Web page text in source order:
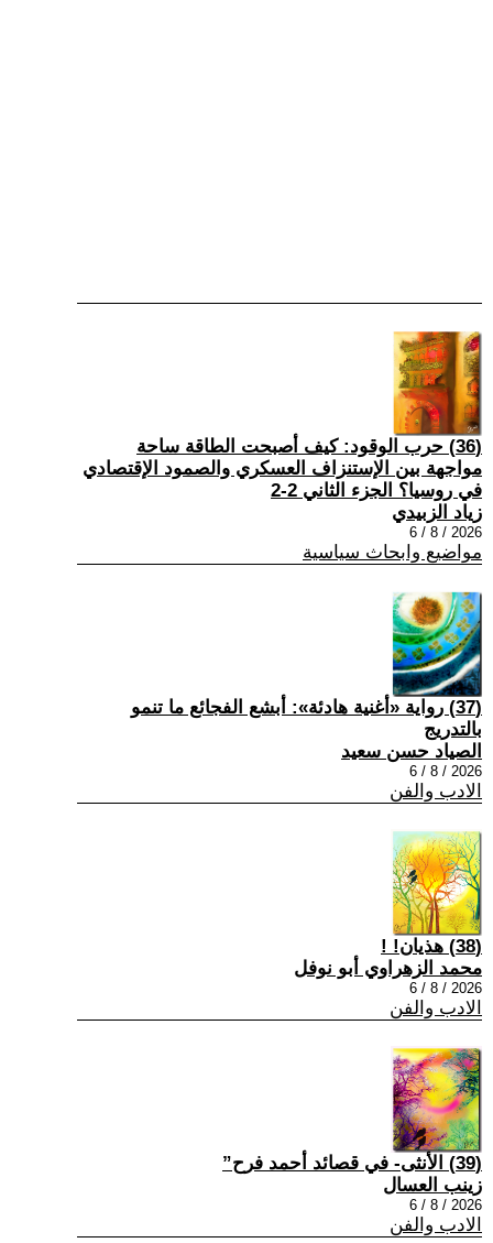
(36) حرب الوقود: كيف أصبحت الطاقة ساحة
مواجهة بين الإستنزاف العسكري والصمود الإقتصادي
في روسيا؟ الجزء الثاني 2-2
زياد الزبيدي
2026 / 8 / 6
مواضيع وابحاث سياسية
(37) رواية «أغنية هادئة»: أبشع الفجائع ما تنمو
بالتدريج
الصياد حسن سعيد
2026 / 8 / 6
الادب والفن
(38) هذيان! !
محمد الزهراوي أبو نوفل
2026 / 8 / 6
الادب والفن
(39) الأنثى- في قصائد أحمد فرح”
زينب العسال
2026 / 8 / 6
الادب والفن